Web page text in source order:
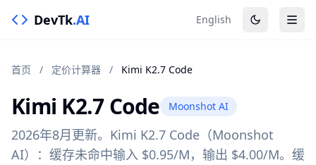
DevTk.AI English
首页 / 定价计算器 / Kimi K2.7 Code
Kimi K2.7 Code Moonshot AI
2026年8月更新。Kimi K2.7 Code（Moonshot
AI）：缓存未命中输入 $0.95/M，输出 $4.00/M。缓